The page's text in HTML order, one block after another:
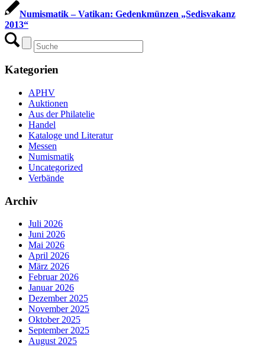
Numismatik – Vatikan: Gedenkmünzen „Sedisvakanz
2013“
Kategorien
APHV
Auktionen
Aus der Philatelie
Handel
Kataloge und Literatur
Messen
Numismatik
Uncategorized
Verbände
Archiv
Juli 2026
Juni 2026
Mai 2026
April 2026
März 2026
Februar 2026
Januar 2026
Dezember 2025
November 2025
Oktober 2025
September 2025
August 2025